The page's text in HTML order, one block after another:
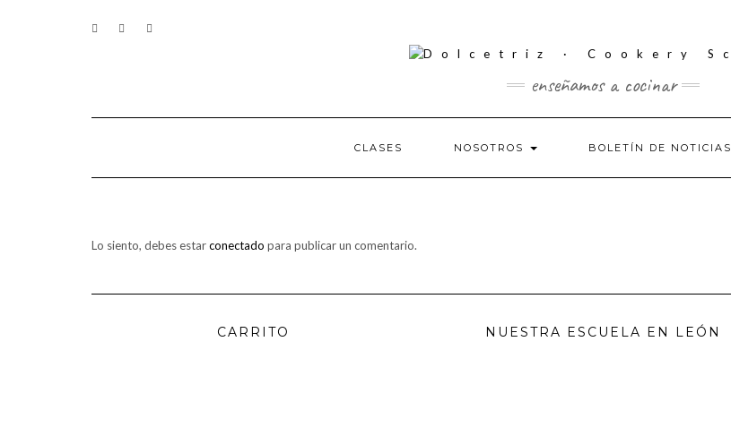
CONTACTO
enseñamos a cocinar
CLASES NOSOTROS BOLETÍN DE NOTICIAS
Lo siento, debes estarconectado para publicar un comentario.
CARRITO NUESTRA ESCUELA EN LEÓN